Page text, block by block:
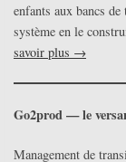
enfants aux bancs
système en le
savoir plus →
Go2prod — le
Management de